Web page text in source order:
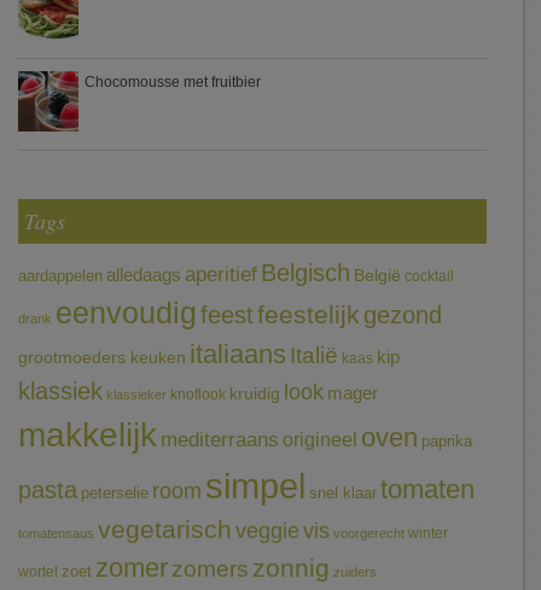
Chocomousse met fruitbier
Tags
aardappelen alledaags aperitief Belgisch België cocktail
drank eenvoudigfeestfeestelijk gezond
grootmoeders keuken italiaans Italië kaas kip
klassiek klassieker knoflook kruidig look mager
makkelijk mediterraans origineel oven paprika
pasta peterselie room simpel snel klaar tomaten
tomatensaus vegetarischveggie vis voorgerecht winter
wortel zoet zomerzomers zonnig zuiders